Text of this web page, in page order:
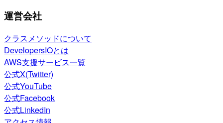
運営会社
クラスメソッドについて
DevelopersIOとは
AWS支援サービス一覧
公式X(Twitter)
公式YouTube
公式Facebook
公式LinkedIn